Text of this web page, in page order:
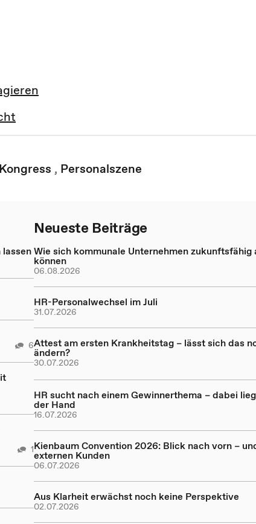
Kongress , Personalszene
6
1
Neueste Beiträge
Wie sich kommunale Unternehmen zukunftsfähig
können
06.08.2026
HR-Personalwechsel im Juli
31.07.2026
Attest am ersten Krankheitstag – lässt sich das
ändern?
30.07.2026
HR sucht nach einem Gewinnerthema – dabei
der Hand
16.07.2026
Kienbaum Convention 2026: Blick nach vorn –
externen Kunden
06.07.2026
Aus Klarheit erwächst noch keine Perspektive
02.07.2026